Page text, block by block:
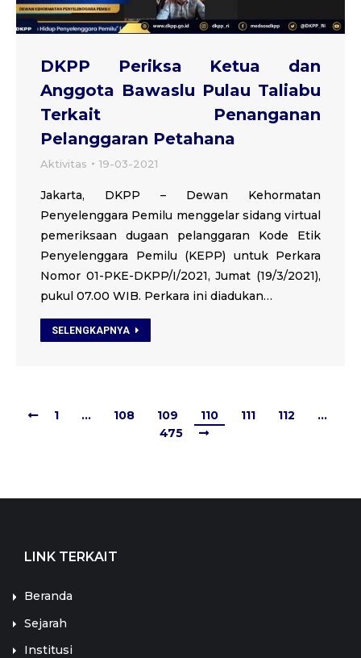
DKPP Periksa Ketua dan
Anggota Bawaslu Pulau Taliabu
Terkait Penanganan
Pelanggaran Petahana
Aktivitas 19-03-2021
Jakarta, DKPP – Dewan Kehormatan
Penyelenggara Pemilu menggelar sidang virtual
pemeriksaan dugaan pelanggaran Kode Etik
Penyelenggara Pemilu (KEPP) untuk Perkara
Nomor 01-PKE-DKPP/I/2021, Jumat (19/3/2021),
pukul 07.00 WIB. Perkara ini diadukan…
SELENGKAPNYA
1 … 108 109 110 111 112
…
475
LINK TERKAIT
Beranda
Sejarah
Institusi